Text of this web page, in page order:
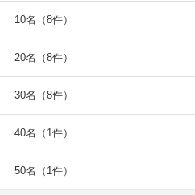
10名（8件）
20名（8件）
30名（8件）
40名（1件）
50名（1件）